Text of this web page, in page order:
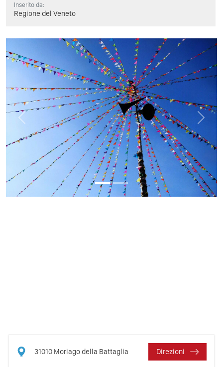
Inserito da:
Regione del Veneto
Previous Next